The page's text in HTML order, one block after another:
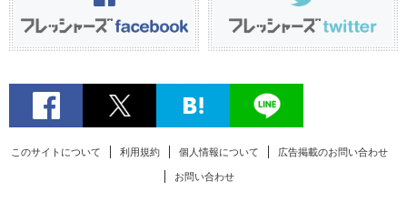
このサイトについて 利用規約 個人情報について 広告掲載のお問い合わせ
お問い合わせ